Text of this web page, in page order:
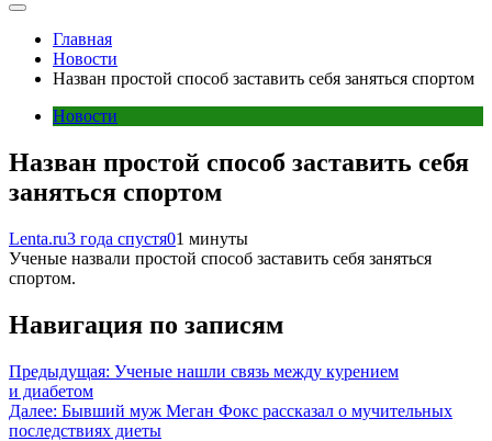
Главная
Новости
Назван простой способ заставить себя заняться спортом
Новости
Назван простой способ заставить себя
заняться спортом
Lenta.ru3 года спустя01 минуты
Ученые назвали простой способ заставить себя заняться
спортом.
Навигация по записям
Предыдущая: Ученые нашли связь между курением
и диабетом
Далее: Бывший муж Меган Фокс рассказал о мучительных
последствиях диеты